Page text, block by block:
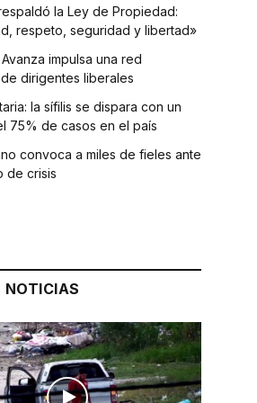
la Ley de Propiedad:
respeto, seguridad y libertad»
impulsa una red
dirigentes liberales
la sífilis se dispara con un
75% de casos en el país
convoca a miles de fieles ante
de crisis
NOTICIAS